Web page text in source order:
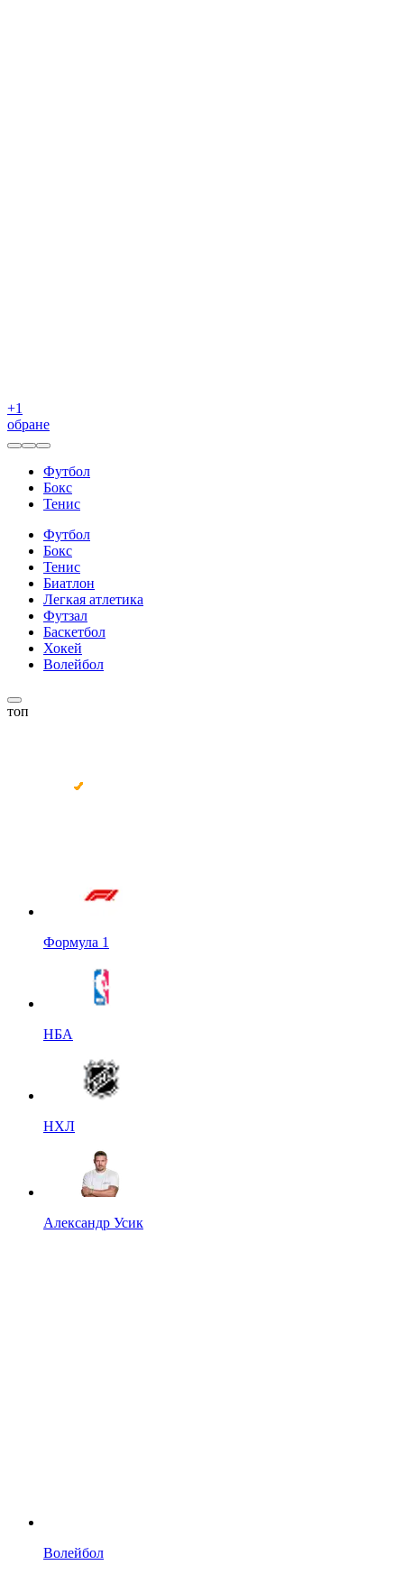
+1
обране
Футбол
Бокс
Тенис
Футбол
Бокс
Тенис
Биатлон
Легкая атлетика
Футзал
Баскетбол
Хокей
Волейбол
топ
Формула 1
НБА
НХЛ
Александр Усик
Волейбол